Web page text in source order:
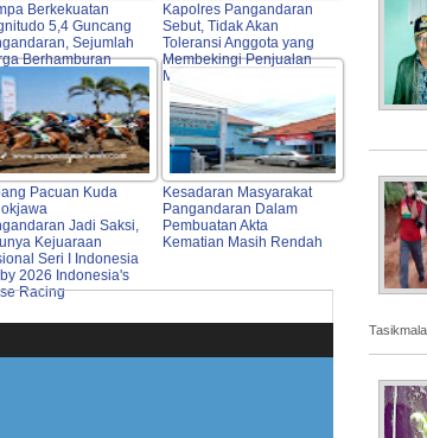
Berkekuatan
5,4 Guncang
Sejumlah
Berhamburan
Rumah
Kapolres Pangandaran
Sebut, Tidak Akan
Toleransi Anggota yang
Membekingi Penjualan
Miras
Pacuan Kuda
Jadi Saksi,
Kejuaraan
Seri I Indonesia
2026 Indonesia's
Racing
Kesadaran Masyarakat
Pangandaran Dalam
Pembuatan Akta
Kematian Masih Rendah